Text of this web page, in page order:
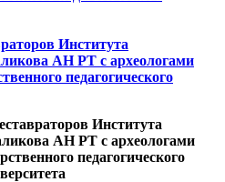
Института
АН РТ с археологами
педагогического
Института
АН РТ с археологами
педагогического